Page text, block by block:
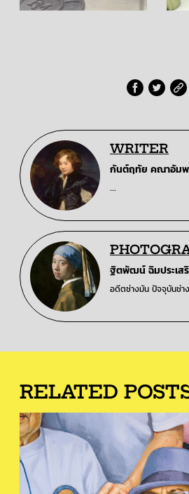
WRITER
กันต์ฤทัย คณาอัม
...
ฐิตพัฒน์ ฉิมประเส
อดีตช่างมัน ปัจจุบันช่าง
RELATED